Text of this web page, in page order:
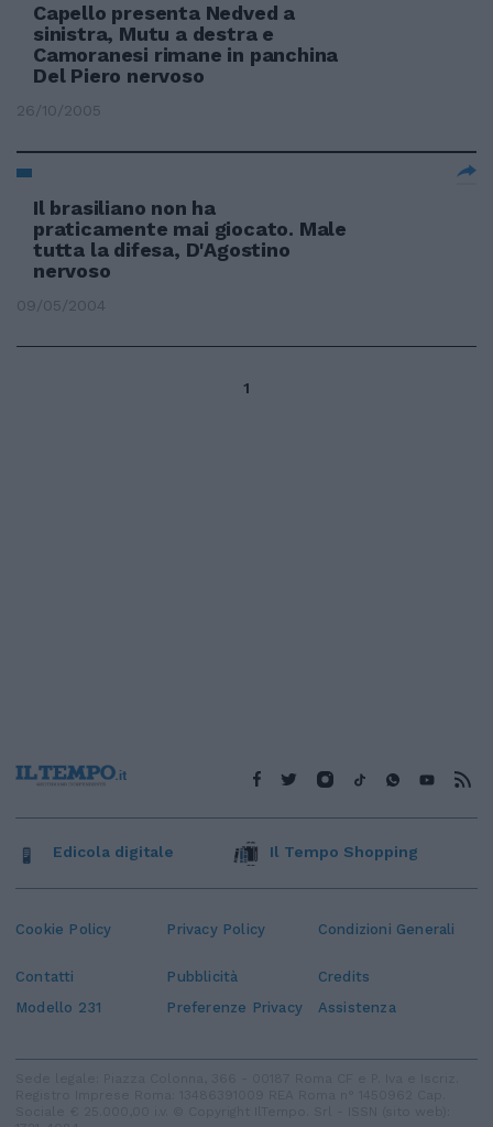
Capello presenta Nedved a
sinistra, Mutu a destra e
Camoranesi rimane in panchina
Del Piero nervoso
26/10/2005
Il brasiliano non ha
praticamente mai giocato. Male
tutta la difesa, D'Agostino
nervoso
09/05/2004
1
Cookie Policy Privacy Policy Condizioni Generali
Contatti Pubblicità
Credits
Modello 231
Preferenze Privacy Assistenza
Edicola digitale Il Tempo Shopping